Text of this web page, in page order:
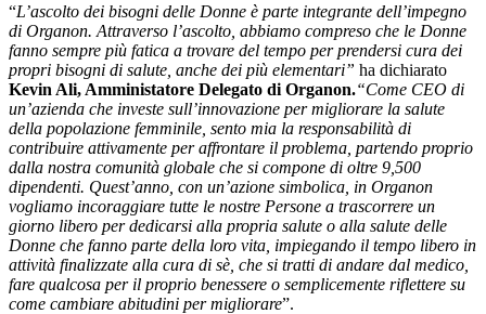
“L’ascolto dei bisogni delle Donne è parte integrante dell’impegno
di Organon. Attraverso l’ascolto, abbiamo compreso che le Donne
fanno sempre più fatica a trovare del tempo per prendersi cura dei
propri bisogni di salute, anche dei più elementari” ha dichiarato
Kevin Ali, Amministatore Delegato di Organon.“Come CEO di
un’azienda che investe sull’innovazione per migliorare la salute
della popolazione femminile, sento mia la responsabilità di
contribuire attivamente per affrontare il problema, partendo proprio
dalla nostra comunità globale che si compone di oltre 9,500
dipendenti. Quest’anno, con un’azione simbolica, in Organon
vogliamo incoraggiare tutte le nostre Persone a trascorrere un
giorno libero per dedicarsi alla propria salute o alla salute delle
Donne che fanno parte della loro vita, impiegando il tempo libero in
attività finalizzate alla cura di sè, che si tratti di andare dal medico,
fare qualcosa per il proprio benessere o semplicemente riflettere su
come cambiare abitudini per migliorare”.